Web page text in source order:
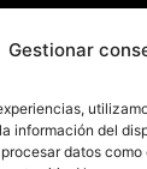
Gestionar
información del
datos
SOBRE